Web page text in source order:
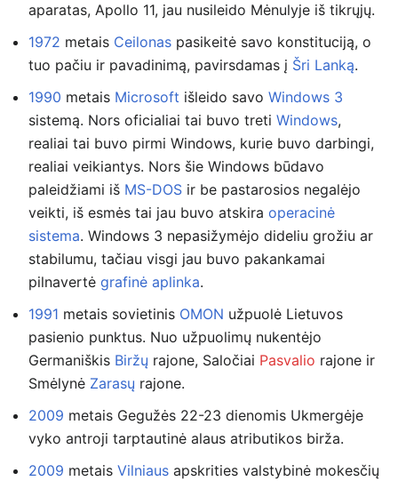
aparatas, Apollo 11, jau nusileido Mėnulyje iš tikrųjų.
1972 metais Ceilonas pasikeitė savo konstituciją, o
tuo pačiu ir pavadinimą, pavirsdamas į Šri Lanką.
1990 metais Microsoft išleido savo Windows 3
sistemą. Nors oficialiai tai buvo treti Windows,
realiai tai buvo pirmi Windows, kurie buvo darbingi,
realiai veikiantys. Nors šie Windows būdavo
paleidžiami iš MS-DOS ir be pastarosios negalėjo
veikti, iš esmės tai jau buvo atskira operacinė
sistema. Windows 3 nepasižymėjo dideliu grožiu ar
stabilumu, tačiau visgi jau buvo pakankamai
pilnavertė grafinė aplinka.
1991 metais sovietinis OMON užpuolė Lietuvos
pasienio punktus. Nuo užpuolimų nukentėjo
Germaniškis Biržų rajone, Saločiai Pasvalio rajone ir
Smėlynė Zarasų rajone.
2009 metais Gegužės 22-23 dienomis Ukmergėje
vyko antroji tarptautinė alaus atributikos birža.
2009 metais Vilniaus apskrities valstybinė mokesčių